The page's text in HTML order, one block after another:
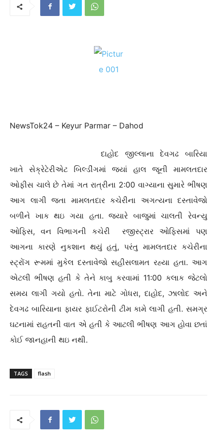
NewsTok24 – Keyur Parmar – Dahod
દાહોદ જીલ્લાના દેવગઢ બારિયા
ખાતે સેક્રેટેરીએટ બિલ્ડીંગમાં જ્યાં હાલ જૂની મામલતદાર
ઓફીસ ચાલે છે તેમાં ગત રાત્રીના 2:00 વાગ્યાના સુમારે ભીષણ
આગ લાગી જતા મામલતદાર કચેરીના અગત્યના દસ્તાવેજો
બળીને ખાક થઇ ગયા હતા. જયારે બાજુમાં ચાલતી રેવન્યુ
ઓફિસ, વન વિભાગની કચેરી રજીસ્ટ્રાર ઓફિસમાં પણ
આગના કારણે નુકશાન થયું હતું, પરંતુ મામલતદાર કચેરીના
સ્ટ્રોંગ રૂમમાં મુકેલ દસ્તાવેજો સહીસલામત રહ્યા હતા. આગ
એટલી ભીષણ હતી કે તેને કાબુ કરવામાં 11:00 કલાક જેટલો
સમય લાગી ગયો હતો. તેના માટે ગોધરા, દાહોદ, ઝાલોદ અને
દેવગઢ બારિયાના ફાયર ફાઈટરોની ટીમ કામે લાગી હતી. સમગ્ર
ઘટનામાં રાહતની વાત એ હતી કે આટલી ભીષણ આગ હોવા છતાં
કોઈ જાનહાની થઇ નથી.
TAGS flash